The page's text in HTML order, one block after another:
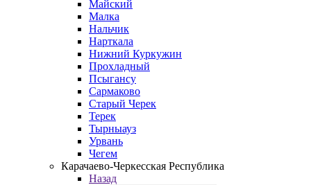
Майский
Малка
Нальчик
Нарткала
Нижний Куркужин
Прохладный
Псыгансу
Сармаково
Старый Черек
Терек
Тырныауз
Урвань
Чегем
Карачаево-Черкесская Республика
Назад